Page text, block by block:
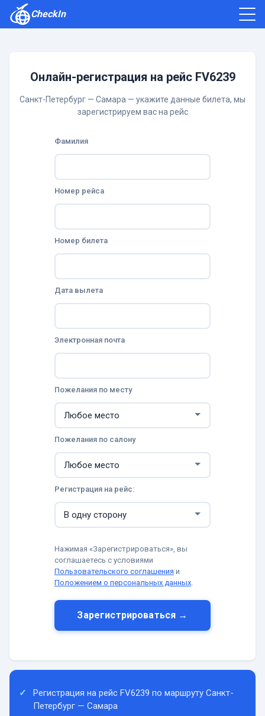
CheckIn
Онлайн-регистрация на рейс FV6239
Санкт-Петербург — Самара — укажите данные билета, мы
зарегистрируем вас на рейс
Фамилия
Номер рейса
Номер билета
Дата вылета
Электронная почта
Пожелания по месту
Пожелания по салону
Регистрация на рейс:
Нажимая «Зарегистрироваться», вы
соглашаетесь с условиями
Пользовательского соглашения и
Положением о персональных данных.
Зарегистрироваться →
Регистрация на рейс FV6239 по маршруту Санкт-
Петербург — Самара